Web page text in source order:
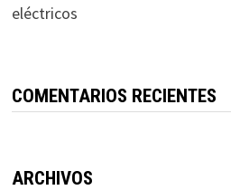
eléctricos
COMENTARIOS RECIENTES
ARCHIVOS